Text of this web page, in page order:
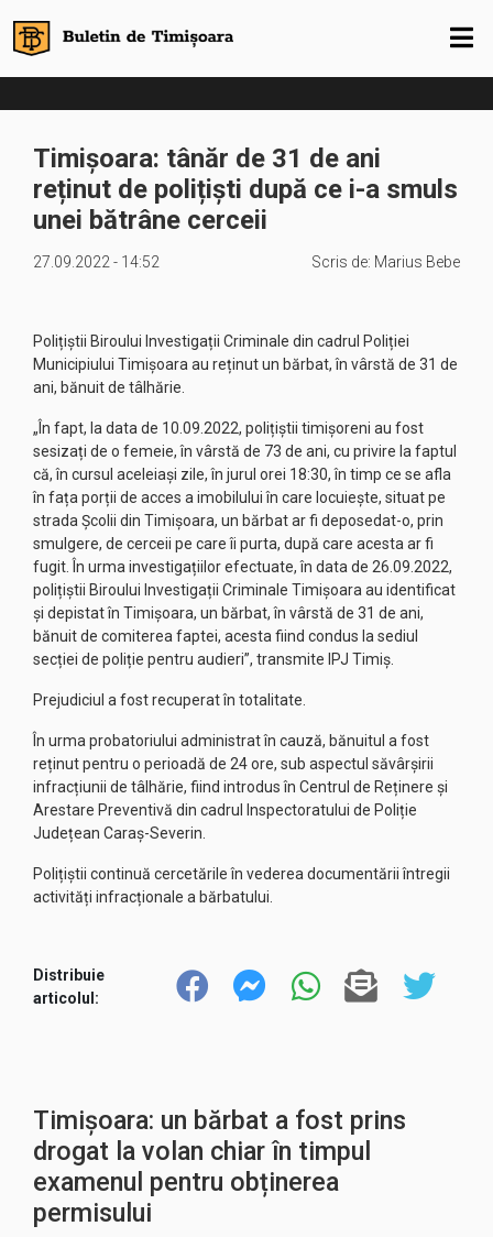
Timișoara: tânăr de 31 de ani
reținut de polițiști după ce i-a smuls
unei bătrâne cerceii
27.09.2022 - 14:52 Scris de: Marius Bebe
Polițiștii Biroului Investigații Criminale din cadrul Poliției
Municipiului Timișoara au reținut un bărbat, în vârstă de 31 de
ani, bănuit de tâlhărie.
„În fapt, la data de 10.09.2022, polițiștii timișoreni au fost
sesizați de o femeie, în vârstă de 73 de ani, cu privire la faptul
că, în cursul aceleiași zile, în jurul orei 18:30, în timp ce se afla
în fața porții de acces a imobilului în care locuiește, situat pe
strada Școlii din Timișoara, un bărbat ar fi deposedat-o, prin
smulgere, de cerceii pe care îi purta, după care acesta ar fi
fugit. În urma investigațiilor efectuate, în data de 26.09.2022,
polițiștii Biroului Investigații Criminale Timișoara au identificat
și depistat în Timișoara, un bărbat, în vârstă de 31 de ani,
bănuit de comiterea faptei, acesta fiind condus la sediul
secției de poliție pentru audieri”, transmite IPJ Timiș.
Prejudiciul a fost recuperat în totalitate.
În urma probatoriului administrat în cauză, bănuitul a fost
reținut pentru o perioadă de 24 ore, sub aspectul săvârșirii
infracțiunii de tâlhărie, fiind introdus în Centrul de Reținere și
Arestare Preventivă din cadrul Inspectoratului de Poliție
Județean Caraș-Severin.
Polițiștii continuă cercetările în vederea documentării întregii
activități infracționale a bărbatului.
Distribuie
articolul:
Timișoara: un bărbat a fost prins
drogat la volan chiar în timpul
examenul pentru obținerea
permisului